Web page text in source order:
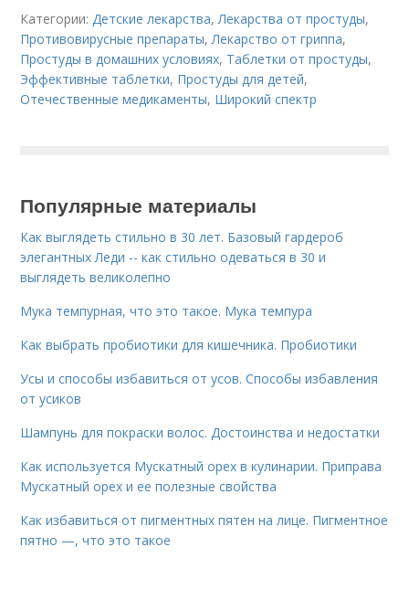
Категории:Детские лекарства,Лекарства от простуды,
Противовирусные препараты,Лекарство от гриппа,
Простуды в домашних условиях, Таблетки от простуды,
Эффективные таблетки, Простуды для детей,
Отечественные медикаменты, Широкий спектр
Популярные материалы
Как выглядеть стильно в 30 лет. Базовый гардероб
элегантных Леди -- как стильно одеваться в 30 и
выглядеть великолепно
Мука темпурная, что это такое. Мука темпура
Как выбрать пробиотики для кишечника. Пробиотики
Усы и способы избавиться от усов. Способы избавления
от усиков
Шампунь для покраски волос. Достоинства и недостатки
Как используется Мускатный орех в кулинарии. Приправа
Мускатный орех и ее полезные свойства
Как избавиться от пигментных пятен на лице. Пигментное
пятно —, что это такое